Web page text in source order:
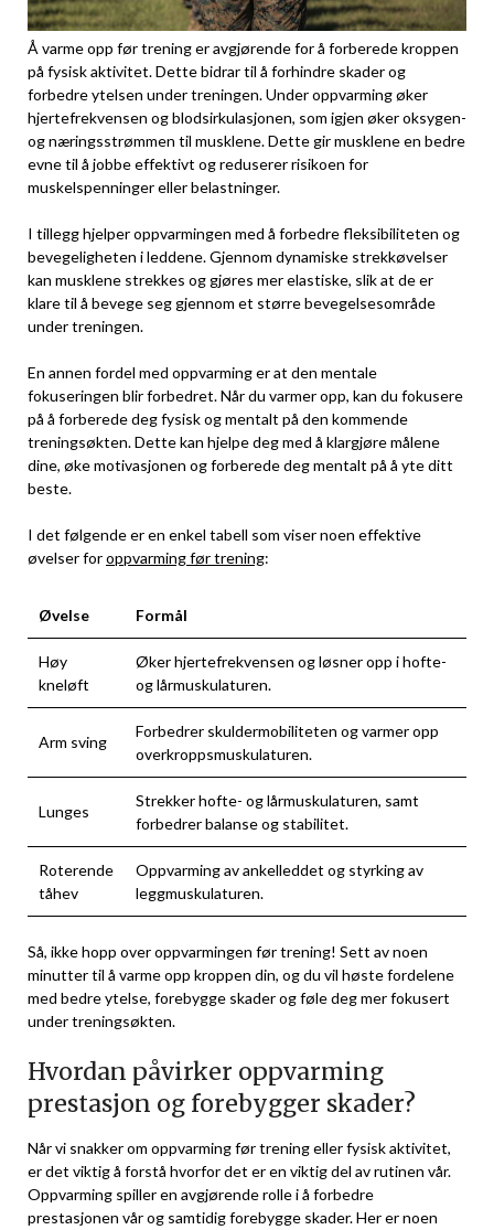
Å varme‍ opp før ⁢trening ‍er avgjørende for å forberede kroppen
på fysisk⁣ aktivitet. Dette bidrar ⁣til å‍ forhindre skader og
forbedre ​ytelsen under treningen. Under oppvarming ‌øker
hjertefrekvensen og blodsirkulasjonen, som igjen øker oksygen-
og næringsstrømmen ​til musklene. Dette gir musklene ⁣en bedre
evne til å jobbe effektivt​ og⁢ reduserer risikoen for
muskelspenninger eller ‍belastninger.
I tillegg hjelper oppvarmingen med å forbedre fleksibiliteten og
bevegeligheten i⁤ leddene. Gjennom dynamiske ​strekkøvelser
kan musklene strekkes og gjøres mer elastiske, slik at de er
klare ‍til å bevege seg gjennom et større bevegelsesområde
under treningen.
En annen​ fordel med oppvarming er at den mentale
fokuseringen blir forbedret. Når du varmer opp, kan du fokusere
‌på å forberede deg fysisk og mentalt​ på den kommende
treningsøkten. Dette kan hjelpe deg med å⁢ klargjøre målene ​
dine, øke motivasjonen og forberede deg mentalt på å yte ditt
beste.
I det⁤ følgende er en enkel tabell som viser noen effektive
øvelser ⁣foroppvarming ​før ‌trening:
Øvelse Formål
Høy
kneløft
Øker‌ hjertefrekvensen og løsner opp ‍i hofte-
og lårmuskulaturen.
Arm sving
Forbedrer skuldermobiliteten og varmer opp
overkroppsmuskulaturen.
Lunges
Strekker hofte- og lårmuskulaturen,​ samt
forbedrer balanse og stabilitet.
Roterende
tåhev
Oppvarming av ankelleddet og styrking av
leggmuskulaturen.
Så, ikke hopp over ⁢oppvarmingen ‍før trening! Sett‍ av noen
minutter til å varme opp kroppen ⁣din, ⁢og du vil høste fordelene
⁢med ‌bedre ytelse, forebygge skader​ og føle deg mer fokusert
under treningsøkten.
Hvordan påvirker oppvarming
prestasjon og forebygger skader?
Når vi‌ snakker om oppvarming før trening ⁢eller fysisk aktivitet,
er det viktig å forstå hvorfor det er en viktig ‍del av rutinen vår.
Oppvarming spiller en ⁢avgjørende rolle i å forbedre
prestasjonen vår og samtidig forebygge skader. Her er noen